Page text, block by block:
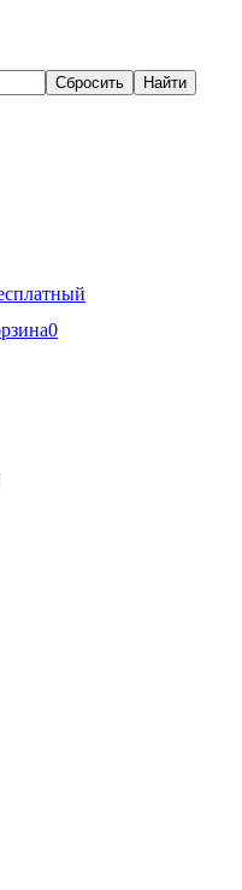
Сбросить
Найти
0